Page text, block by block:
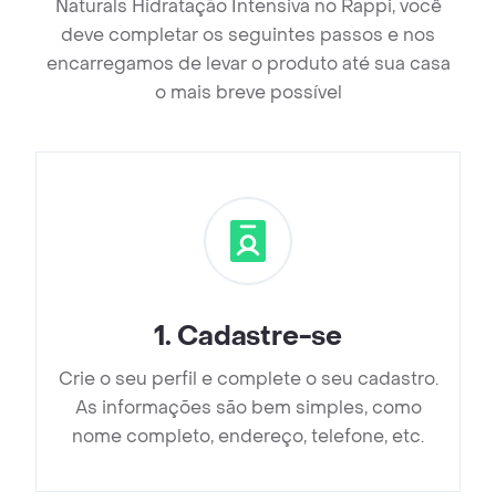
Naturals Hidratação Intensiva no Rappi, você
deve completar os seguintes passos e nos
encarregamos de levar o produto até sua casa
o mais breve possível
1. Cadastre-se
Crie o seu perfil e complete o seu cadastro.
As informações são bem simples, como
nome completo, endereço, telefone, etc.